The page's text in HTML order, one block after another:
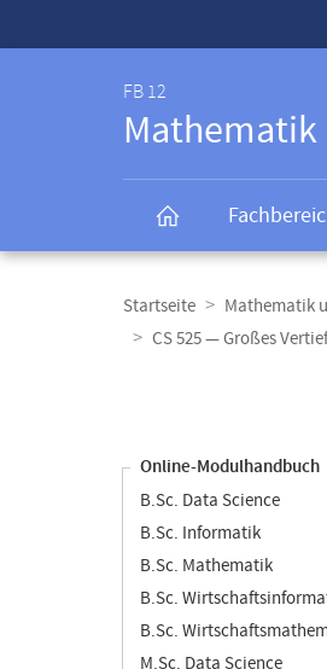
FB 12
Navigation
Startseite Mathematik
CS 525 — Großes
Online-Modulhandbuch
B.Sc. Data Science
B.Sc. Informatik
B.Sc. Mathematik
B.Sc.
B.Sc.
M.Sc. Data Science